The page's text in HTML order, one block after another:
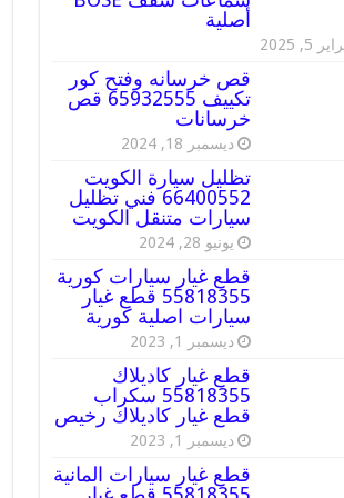
أصلية
5, 2025
قص خرسانه وفتح كور
تكييف 65932555 قص
خرسانات
ديسمبر 18, 2024
تظليل سيارة الكويت
66400552 فني تظليل
سيارات متنقل الكويت
يونيو 28, 2024
قطع غيار سيارات كورية
55818355 قطع غيار
سيارات اصلية كورية
ديسمبر 1, 2023
قطع غيار كاديلاك
55818355 سكراب
قطع غيار كاديلاك رخيص
ديسمبر 1, 2023
قطع غيار سيارات المانية